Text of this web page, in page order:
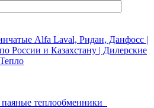
теплообменники